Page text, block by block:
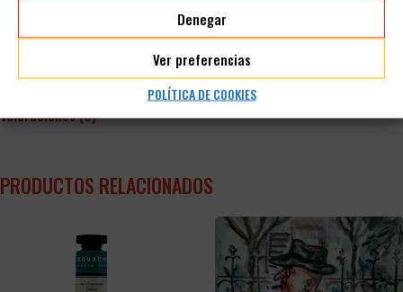
Denegar
Ver preferencias
POLÍTICA DE COOKIES
nosotros para explicarle las opciones.
Valoraciones (0)
PRODUCTOS RELACIONADOS